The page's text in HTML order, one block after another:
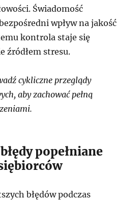
Świadomość
wpływ na jakość
kontrola staje się
źródłem stresu.
cykliczne przeglądy
aby zachować pełną
popełniane
błędów podczas